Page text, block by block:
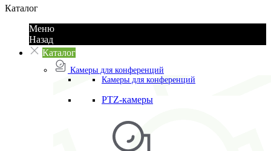
Каталог
Меню
Назад
Каталог
Камеры для конференций
Камеры для конференций
PTZ-камеры